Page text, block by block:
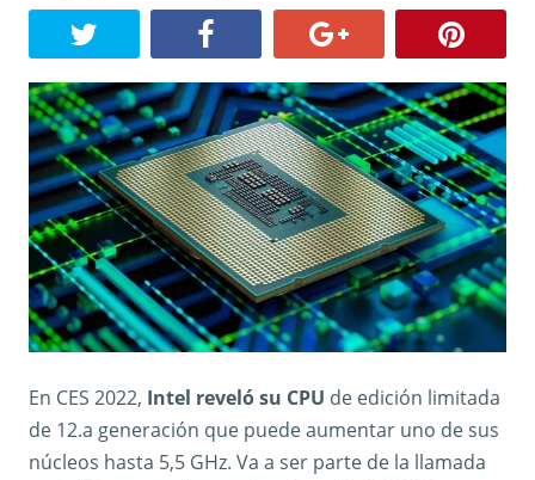
En CES 2022, Intel reveló su CPU de edición limitada
de 12.a generación que puede aumentar uno de sus
núcleos hasta 5,5 GHz. Va a ser parte de la llamada